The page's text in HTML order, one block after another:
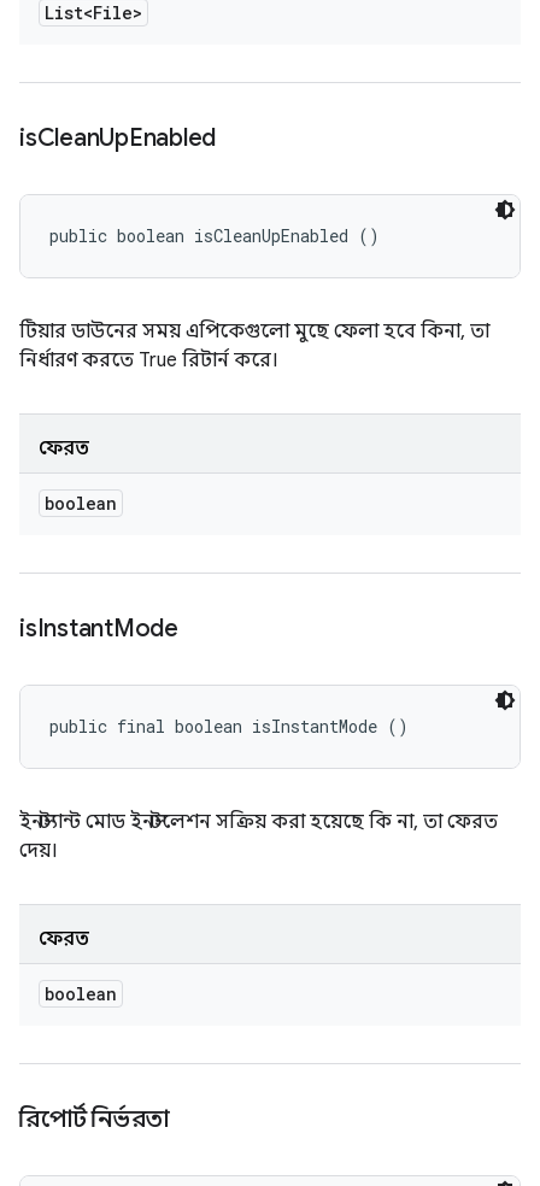
List<File>
isCleanUpEnabled
public boolean isCleanUpEnabled ()
টিয়ার ডাউনের সময় এপিকেগুলো মুছে ফেলা হবে কিনা, তা
নির্ধারণ করতে True রিটার্ন করে।
ফেরত
boolean
isInstantMode
public final boolean isInstantMode ()
ইনস্ট্যান্ট মোড ইনস্টলেশন সক্রিয় করা হয়েছে কি না, তা ফেরত
দেয়।
ফেরত
boolean
রিপোর্ট নির্ভরতা